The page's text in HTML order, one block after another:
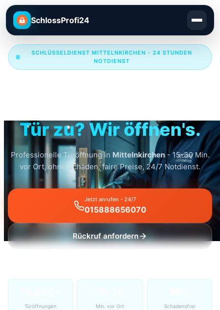
SchlossProfi24
SCHLÜSSELDIENST MITTELNKIRCHEN - 24 STUNDEN
NOTDIENST
Tür zu? Wir öffnen's.
Professionelle Türöffnung in Mittelnkirchen- 15-30 Min.
vor Ort, ohne Schäden, faire Preise, 24/7 Notdienst.
Jetzt anrufen - 24/7
015888656070
Rückruf anfordern
Türöffnungen Min. vor Ort Schadensfrei